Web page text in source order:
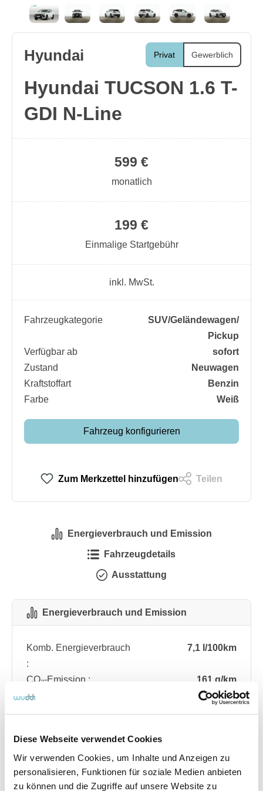
Diese Webseite verwendet Cookies
Wir verwenden Cookies, um Inhalte und Anzeigen zu
personalisieren, Funktionen für soziale Medien anbieten
zu können und die Zugriffe auf unsere Website zu
Privat Gewerblich
Hyundai
Hyundai TUCSON 1.6 T-
GDI N-Line
199 €
Einmalige Startgebühr
599 €
monatlich
inkl. MwSt.
Fahrzeugkategorie
SUV/​Geländewagen/​
Pickup
Verfügbar ab
sofort
Zustand
Neuwagen
Kraftstoffart
Benzin
Farbe
Weiß
Fahrzeug konfigurieren
Zum Merkzettel hinzufügen Teilen
Energieverbrauch und Emission
Fahrzeugdetails
Ausstattung
Energieverbrauch und Emission
Komb. Energieverbrauch
:
7,1 l/100km
CO₂-Emission :
161 g/km
CO₂-Klasse :
F
Angebotsnummer ABO76.128